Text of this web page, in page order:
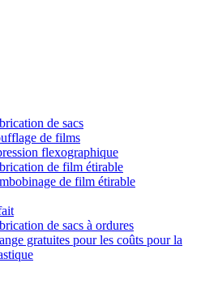
de sacs
de films
flexographique
de film étirable
de film étirable
de sacs à ordures
gratuites pour les coûts pour la